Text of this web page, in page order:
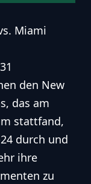
Miami
den New
das am
stattfand,
durch und
ihre
zu